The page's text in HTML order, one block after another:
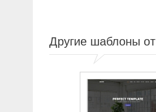
Другие шаблоны от